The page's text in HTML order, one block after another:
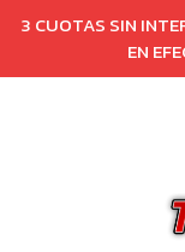
3 CUOTAS SIN
EN